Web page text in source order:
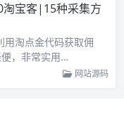
宝客|15种采集方
淘点金代码获取佣
，非常实用…
网站源码